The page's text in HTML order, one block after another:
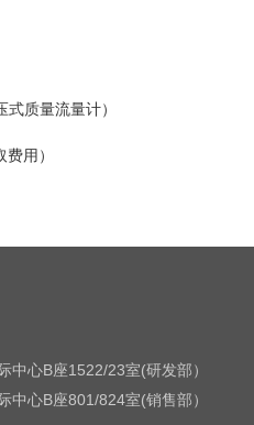
式质量流量计）
费用）
中心B座1522/23室(研发部）
中心B座801/824室(销售部）